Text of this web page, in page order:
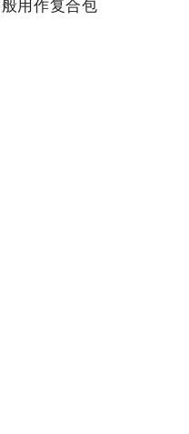
用作复合包